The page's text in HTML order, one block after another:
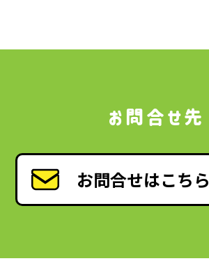
お問合せ先
お問合せはこちら